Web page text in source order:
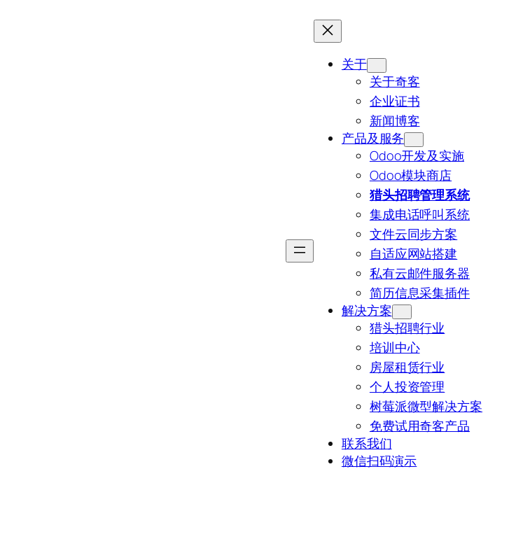
关于
关于奇客
企业证书
新闻博客
产品及服务
Odoo开发及实施
Odoo模块商店
猎头招聘管理系统
集成电话呼叫系统
文件云同步方案
自适应网站搭建
私有云邮件服务器
简历信息采集插件
解决方案
猎头招聘行业
培训中心
房屋租赁行业
个人投资管理
树莓派微型解决方案
免费试用奇客产品
联系我们
微信扫码演示